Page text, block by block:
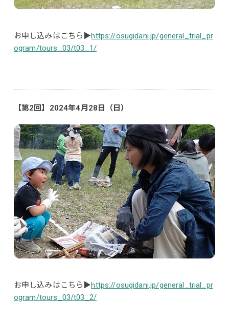
お申し込みはこちら▶https://osugidani.jp/general_trial_pr
ogram/tours_03/t03_1/
【第2回】2024年4月28日（日）
お申し込みはこちら▶https://osugidani.jp/general_trial_pr
ogram/tours_03/t03_2/